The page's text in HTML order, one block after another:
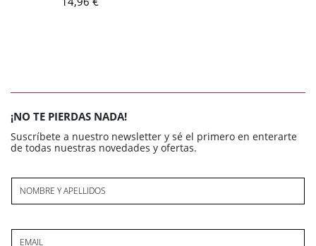
¡NO TE PIERDAS NADA!
Suscríbete a nuestro newsletter y sé el primero en enterarte
de todas nuestras novedades y ofertas.
NOMBRE Y APELLIDOS
EMAIL